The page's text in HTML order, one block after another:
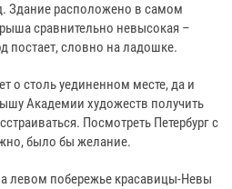
Здание расположено в самом
сравнительно невысокая –
постает, словно на ладошке.
о столь уединенном месте, да и
Академии художеств получить
Посмотреть Петербург с
было бы желание.
левом побережье красавицы-Невы